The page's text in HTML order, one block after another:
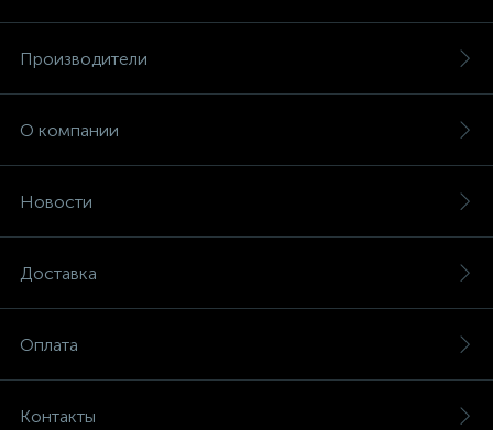
Производители
О компании
Новости
Доставка
Оплата
Контакты